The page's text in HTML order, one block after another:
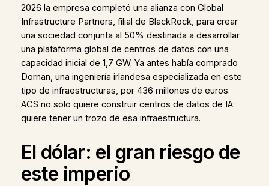
2026 la empresa completó una alianza con Global
Infrastructure Partners, filial de BlackRock, para crear
una sociedad conjunta al 50% destinada a desarrollar
una plataforma global de centros de datos con una
capacidad inicial de 1,7 GW. Ya antes había comprado
Dornan, una ingeniería irlandesa especializada en este
tipo de infraestructuras, por 436 millones de euros.
ACS no solo quiere construir centros de datos de IA:
quiere tener un trozo de esa infraestructura.
El dólar: el gran riesgo de
este imperio